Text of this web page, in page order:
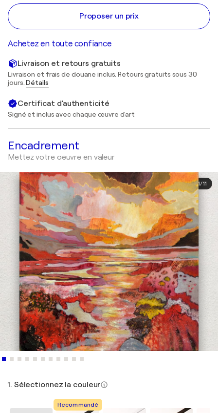
Proposer un prix
Achetez en toute confiance
Livraison et retours gratuits
Livraison et frais de douane inclus. Retours gratuits sous 30
jours.Détails
Certificat d'authenticité
Signé et inclus avec chaque œuvre d'art
Encadrement
Mettez votre oeuvre en valeur
1/11
1. Sélectionnez la couleur
Recommandé